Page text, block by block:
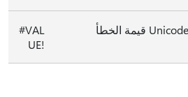
يُرجع رقم Unicode 0 قيمة الخطأ
‎#VAL
UE!‎